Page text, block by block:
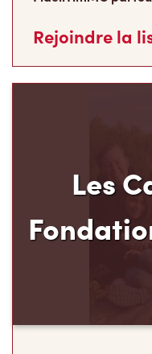
Rejoindre la